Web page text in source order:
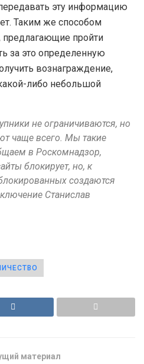
эту информацию
Таким же способом
предлагающие пройти
за это определенную
вознаграждение,
либо небольшой
не ограничиваются, но
чаще всего. Мы такие
в Роскомнадзор,
блокирует, но, к
создаются
Станислав
материал